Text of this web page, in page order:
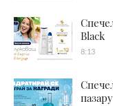
Black
8:13